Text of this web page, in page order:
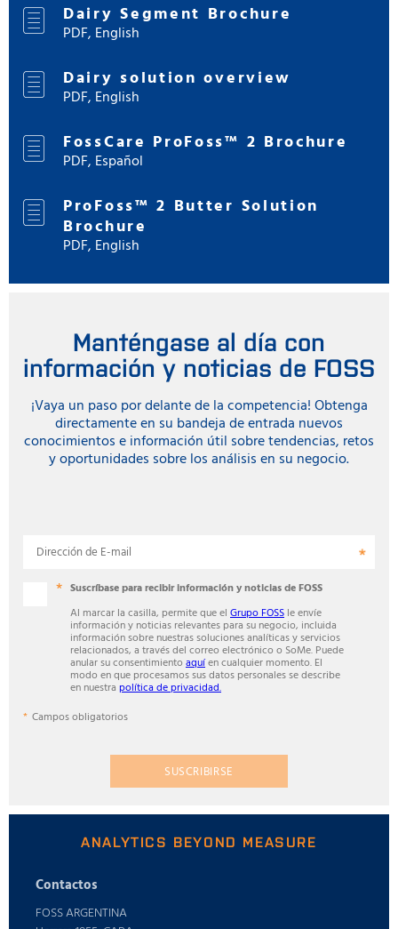
Dairy Segment Brochure
PDF, English
Dairy solution overview
PDF, English
FossCare ProFoss™ 2 Brochure
PDF, Español
ProFoss™ 2 Butter Solution
Brochure
PDF, English
Manténgase al día con
información y noticias de FOSS
¡Vaya un paso por delante de la competencia! Obtenga
directamente en su bandeja de entrada nuevos
conocimientos e información útil sobre tendencias, retos
y oportunidades sobre los análisis en su negocio.
Dirección de E-mail
Suscríbase para recibir información y noticias de FOSS
Al marcar la casilla, permite que el Grupo FOSS le envíe
información y noticias relevantes para su negocio, incluida
información sobre nuestras soluciones analíticas y servicios
relacionados, a través del correo electrónico o SoMe. Puede
anular su consentimiento aquíen cualquier momento. El
modo en que procesamos sus datos personales se describe
en nuestra política de privacidad.
Campos obligatorios
SUSCRIBIRSE
ANALYTICS BEYOND MEASURE
Contactos
FOSS ARGENTINA